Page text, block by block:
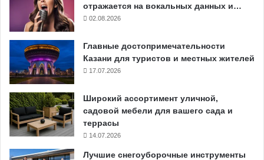
отражается на вокальных данных и…
02.08.2026
Главные достопримечательности
Казани для туристов и местных жителей
17.07.2026
Широкий ассортимент уличной,
садовой мебели для вашего сада и
террасы
14.07.2026
Лучшие снегоуборочные инструменты